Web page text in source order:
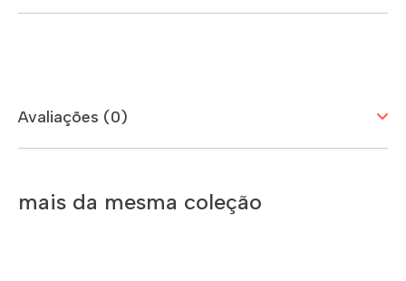
Avaliações (0)
mais da mesma coleção